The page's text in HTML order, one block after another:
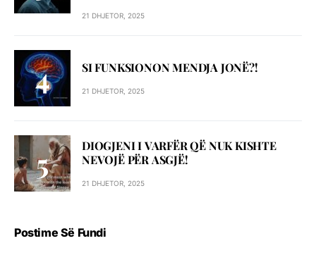
21 DHJETOR, 2025
SI FUNKSIONON MENDJA JONË?!
21 DHJETOR, 2025
DIOGJENI I VARFËR QË NUK KISHTE
NEVOJË PËR ASGJË!
21 DHJETOR, 2025
Postime Së Fundi